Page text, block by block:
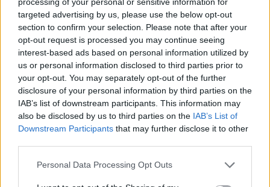
targeted advertising by us, please use the below opt-out
section to confirm your selection. Please note that after your
opt-out request is processed you may continue seeing
interest-based ads based on personal information utilized by
us or personal information disclosed to third parties prior to
your opt-out. You may separately opt-out of the further
disclosure of your personal information by third parties on the
IAB’s list of downstream participants. This information may
also be disclosed by us to third parties on the IAB’s List of
Downstream Participants that may further disclose it to other
Personal Data Processing Opt Outs
2023 m. rugpjūčio 21 d.
Andrius Naglius(Lietuvos jėgos trikovės
federacija) pažeidė taisyklių 2.1 punktą, t.y.
sportininko mėginyje rasta draudžiamosios
medžiagos ar jos metabolitų arba liekanų.
Rastos- dehydrochloromethyl-testosterone
(DHCMT) ir ibutamoren medžiagos. Skirta
sankcija: 4 metų diskvalifikacija.